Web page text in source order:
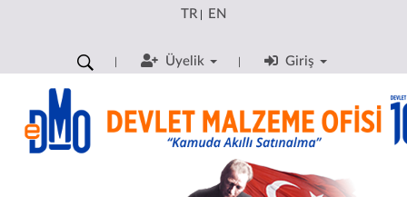
TR| EN
Üyelik Giriş